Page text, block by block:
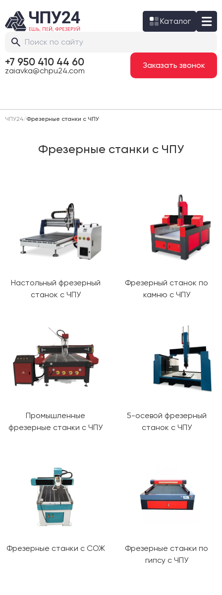
Каталог
+7 950 410 44 60
zaiavka@chpu24.com
Заказать звонок
ЧПУ24/Фрезерные станки с ЧПУ
Фрезерные станки с ЧПУ
Настольный фрезерный
станок с ЧПУ
Фрезерный станок по
камню с ЧПУ
Промышленные
фрезерные станки с ЧПУ
5-осевой фрезерный
станок с ЧПУ
Фрезерные станки с СОЖ
Фрезерные станки по
гипсу с ЧПУ